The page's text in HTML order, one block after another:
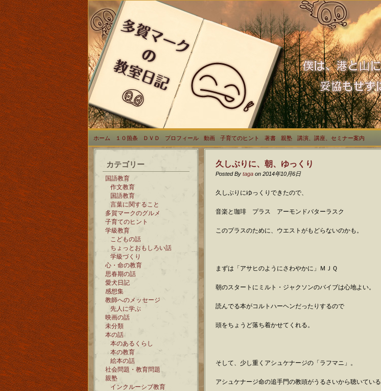
ホーム １０箇条 ＤＶＤ プロフィール 動画 子育てのヒント 著書 親塾 講演、講座、セミナー案内
カテゴリー
国語教育
作文教育
国語教育
言葉に関すること
多賀マークのグルメ
子育てのヒント
学級教育
こどもの話
ちょっとおもしろい話
学級づくり
心・命の教育
思春期の話
愛犬日記
感想集
教師へのメッセージ
先人に学ぶ
映画の話
未分類
本の話
本のあるくらし
本の教育
絵本の話
社会問題・教育問題
親塾
インクルーシブ教育
久しぶりに、朝、ゆっくり
Posted By taga on 2014年10月6日
久しぶりにゆっくりできたので、
音楽と珈琲 プラス アーモンドバターラスク
このプラスのために、ウエストがもどらないのかも。
まずは「アサヒのようにさわやかに」ＭＪＱ
朝のスタートにミルト・ジャクソンのバイブは心地よい。
読んでる本がコルトハーヘンだったりするので
頭をちょうど落ち着かせてくれる。
そして、少し重くアシュケナージの「ラフマニ」。
アシュケナージ命の追手門の教頭がうるさいから聴いている